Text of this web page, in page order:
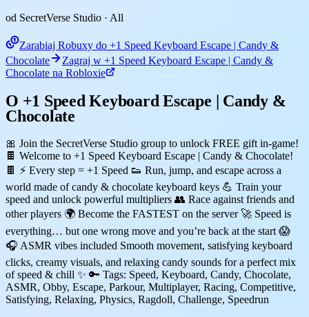
od SecretVerse Studio · All
Zarabiaj Robuxy do +1 Speed Keyboard Escape | Candy &
Chocolate
Zagraj w +1 Speed Keyboard Escape | Candy &
Chocolate na Robloxie
O +1 Speed Keyboard Escape | Candy &
Chocolate
🎀 Join the SecretVerse Studio group to unlock FREE gift in-game!
🍫 Welcome to +1 Speed Keyboard Escape | Candy & Chocolate!
🍫 ⚡ Every step = +1 Speed 👟 Run, jump, and escape across a
world made of candy & chocolate keyboard keys 💪 Train your
speed and unlock powerful multipliers 👥 Race against friends and
other players 🌍 Become the FASTEST on the server 🚀 Speed is
everything… but one wrong move and you’re back at the start 😱
🎧 ASMR vibes included Smooth movement, satisfying keyboard
clicks, creamy visuals, and relaxing candy sounds for a perfect mix
of speed & chill ✨ 🔑 Tags: Speed, Keyboard, Candy, Chocolate,
ASMR, Obby, Escape, Parkour, Multiplayer, Racing, Competitive,
Satisfying, Relaxing, Physics, Ragdoll, Challenge, Speedrun